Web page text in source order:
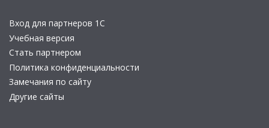
Вход для партнеров 1С
Учебная версия
Стать партнером
Политика конфиденциальности
Замечания по сайту
Другие сайты